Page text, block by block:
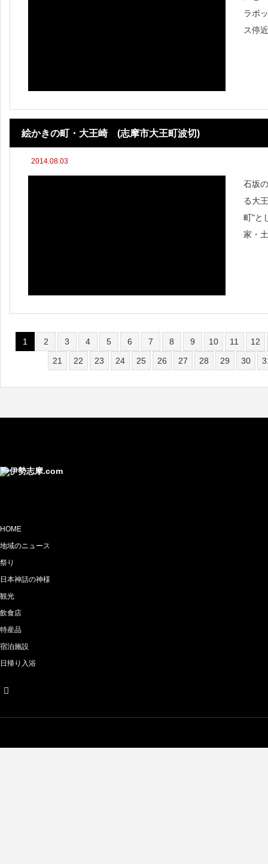
ラボ
ス停
絵かきの町・大王崎 (志摩市大王町波切)
2014.08.03
石坂
る大
町"と
家・
1 2 3 4 5 6 7 8 9 10 11
12
21
22 23 24 25 26 27 28 29 30
HOME
地域のニュース
祭り
日本神話の神様
観光
飲食店
特産品
宿泊施設
日帰り入浴